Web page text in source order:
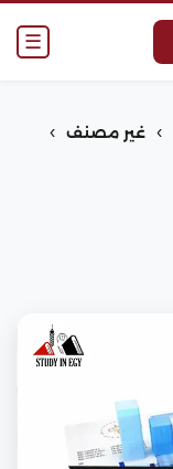
☰
› غير مصنف ›